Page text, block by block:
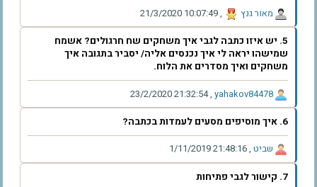
‫מאור גנץ‬ ,
‫21/3/2020 10:07:49‬
5. יש איזו כתבה לגבי איך משחקים שח חרגולים? אשמח
שמישהו יראה לי איך נכנסים אליה/ יסביר בתגובה איך
משחקים ואיך מסדרים את הלוח.
‫yahakov84478‬
,
‫23/2/2020 21:32:54‬
6. איך מוסיפים מסעים לעמדות בכתבה?
‫שביט‬ ,
‫1/11/2019 21:48:16‬
7. קישור לגבי פתיחות